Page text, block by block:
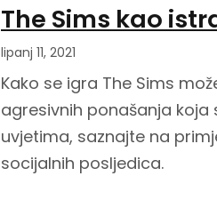
The Sims kao
lipanj 11, 2021
Kako se igra The Sims
agresivnih ponašanja
uvjetima, saznajte na
socijalnih posljedica.